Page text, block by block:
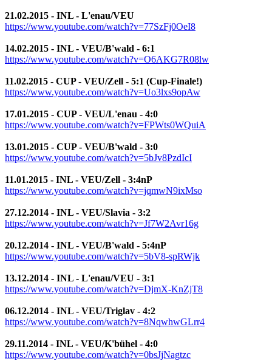
21.02.2015 - INL - L'enau/VEU
https://www.youtube.com/watch?v=77SzFj0OeI8
14.02.2015 - INL - VEU/B'wald - 6:1
https://www.youtube.com/watch?v=O6AKG7R08lw
11.02.2015 - CUP - VEU/Zell - 5:1 (Cup-Finale!)
https://www.youtube.com/watch?v=Uo3lxs9opAw
17.01.2015 - CUP - VEU/L'enau - 4:0
https://www.youtube.com/watch?v=FPWts0WQuiA
13.01.2015 - CUP - VEU/B'wald - 3:0
https://www.youtube.com/watch?v=5bJv8PzdIcI
11.01.2015 - INL - VEU/Zell - 3:4nP
https://www.youtube.com/watch?v=jqmwN9ixMso
27.12.2014 - INL - VEU/Slavia - 3:2
https://www.youtube.com/watch?v=Jf7W2Avr16g
20.12.2014 - INL - VEU/B'wald - 5:4nP
https://www.youtube.com/watch?v=5bV8-spRWjk
13.12.2014 - INL - L'enau/VEU - 3:1
https://www.youtube.com/watch?v=DjmX-KnZjT8
06.12.2014 - INL - VEU/Triglav - 4:2
https://www.youtube.com/watch?v=8NqwhwGLrr4
29.11.2014 - INL - VEU/K'bühel - 4:0
https://www.youtube.com/watch?v=0bsJjNagtzc